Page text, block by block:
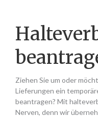
Ziehen Sie um oder
Lieferungen ein
beantragen? Mit
Nerven, denn wir